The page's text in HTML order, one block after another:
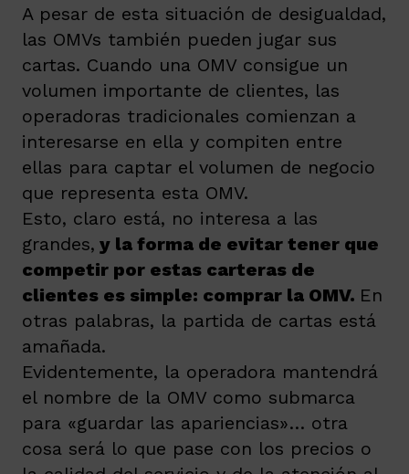
A pesar de esta situación de desigualdad,
las OMVs también pueden jugar sus
cartas. Cuando una OMV consigue un
volumen importante de clientes, las
operadoras tradicionales comienzan a
interesarse en ella y compiten entre
ellas para captar el volumen de negocio
que representa esta OMV.
Esto, claro está, no interesa a las
grandes, y la forma de evitar tener que
competir por estas carteras de
clientes es simple: comprar la OMV. En
otras palabras, la partida de cartas está
amañada.
Evidentemente, la operadora mantendrá
el nombre de la OMV como submarca
para «guardar las apariencias»… otra
cosa será lo que pase con los precios o